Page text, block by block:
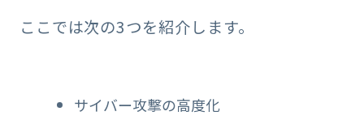
ここでは次の3つを紹介します。
サイバー攻撃の高度化